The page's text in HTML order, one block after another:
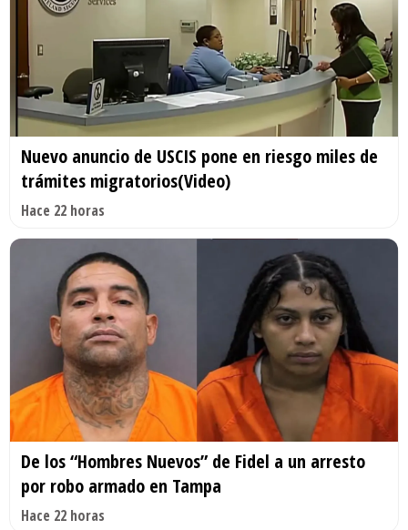
Nuevo anuncio de USCIS pone en riesgo miles de
trámites migratorios(Video)
Hace 22 horas
De los “Hombres Nuevos” de Fidel a un arresto
por robo armado en Tampa
Hace 22 horas